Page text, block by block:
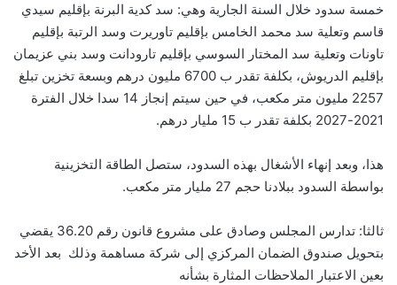
خمسة سدود خلال السنة الجارية وهي: سد كدية البرنة بإقليم سيدي
قاسم وتعلية سد محمد الخامس بإقليم تاوريرت وسد الرتبة بإقليم
تاونات وتعلية سد المختار السوسي بإقليم تارودانت وسد بني عزيمان
بإقليم الدريوش، بكلفة تقدر ب 6700 مليون درهم وبسعة تخزين تبلغ
2257 مليون متر مكعب، في حين سيتم إنجاز 14 سدا خلال الفترة
2021-2027 بكلفة تقدر ب 15 مليار درهم.
هذا، وبعد إنهاء الأشغال بهذه السدود، ستصل الطاقة التخزينية
بواسطة السدود ببلادنا حجم 27 مليار متر مكعب.
ثالثا: تدارس المجلس وصادق على مشروع قانون رقم 36.20 يقضي
بتحويل صندوق الضمان المركزي إلى شركة مساهمة وذلك بعد الأخد
بعين الاعتبار الملاحظات المثارة بشأنه